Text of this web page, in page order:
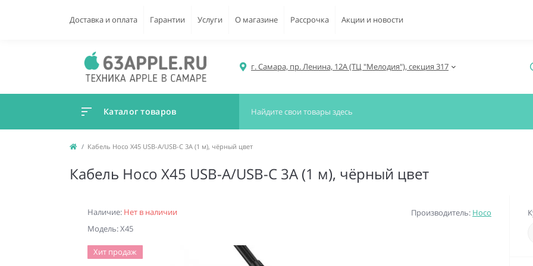
Доставка и оплата Гарантии Услуги О магазине Рассрочка Акции и новости
г. Самара, пр. Ленина, 12А (ТЦ "Мелодия"), секция 317
Каталог товаров
Кабель Hoco X45 USB-A/USB-C 3A (1 м), чёрный цвет
Кабель Hoco X45 USB-A/USB-C 3A (1 м), чёрный цвет
Наличие: Нет в наличии
Модель: X45
Производитель: Hoco
Хит продаж